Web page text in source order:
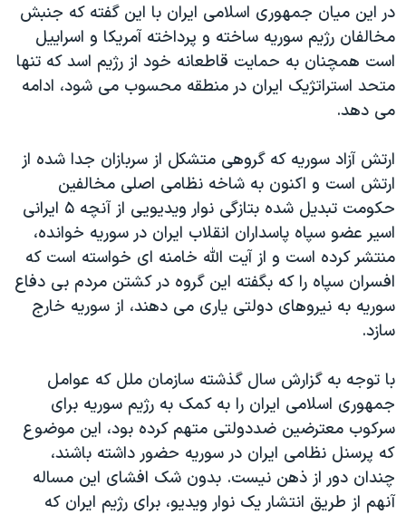
در اين ميان جمهوری اسلامی ايران با اين گفته که جنبش
مخالفان رژيم سوريه ساخته و پرداخته آمريکا و اسراييل
است همچنان به حمايت قاطعانه خود از رژيم اسد که تنها
متحد استراتژيک ايران در منطقه محسوب می شود، ادامه
می دهد.
ارتش آزاد سوريه که گروهی متشکل از سربازان جدا شده از
ارتش است و اکنون به شاخه نظامی اصلی مخالفين
حکومت تبديل شده بتازگی نوار ويديويی از آنچه ۵ ايرانی
اسير عضو سپاه پاسداران انقلاب ايران در سوريه خوانده،
منتشر کرده است و از آيت الله خامنه ای خواسته است که
افسران سپاه را که بگفته اين گروه در کشتن مردم بی دفاع
سوريه به نيروهای دولتی ياری می دهند، از سوريه خارج
سازد.
با توجه به گزارش سال گذشته سازمان ملل که عوامل
جمهوری اسلامی ايران را به کمک به رژيم سوريه برای
سرکوب معترضين ضددولتی متهم کرده بود، اين موضوع
که پرسنل نظامی ايران در سوريه حضور داشته باشند،
چندان دور از ذهن نيست. بدون شک افشای اين مساله
آنهم از طريق انتشار يک نوار ويديو، برای رژيم ايران که